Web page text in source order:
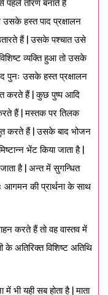
पहले तोरण बनाते हैं
हस्त पाद प्रक्षालन
हैं | उसके पश्चात उसे
व्यक्ति हुआ तो उसके
पुनः उसके हस्त प्रक्षालन
करते हैं | कुछ पुष्प आदि
हैं | मस्तक पर तिलक
करते हैं | उसके बाद भोजन
भेंट किया जाता है |
है | अन्त में सुगन्धित
आगमन की प्रार्थना के साथ
करते हैं तो वह वास्तव में
के अतिरिक्त विशिष्ट अतिथि
भी यही सब होता है | माता